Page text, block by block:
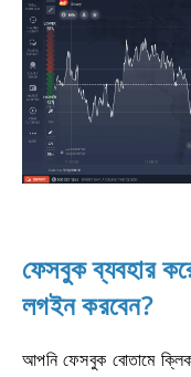
ফেসবুক ব্যবহার
লগইন করবেন?
আপনি ফেসবুক বোতামে